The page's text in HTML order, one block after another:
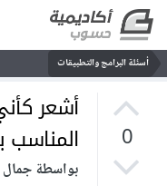
أسئلة البرامج والتطبيقات
0
أشعر
المناسب
بواسطة